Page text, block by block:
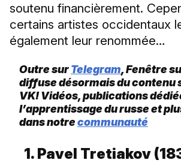
soutenu financièrement.
certains artistes occidentaux
également leur renommée…
Outre surTelegram, Fenêtre
diffuse désormais du contenu
VK! Vidéos, publications
l’apprentissage du russe et
dans notrecommunauté
1. Pavel Tretiakov